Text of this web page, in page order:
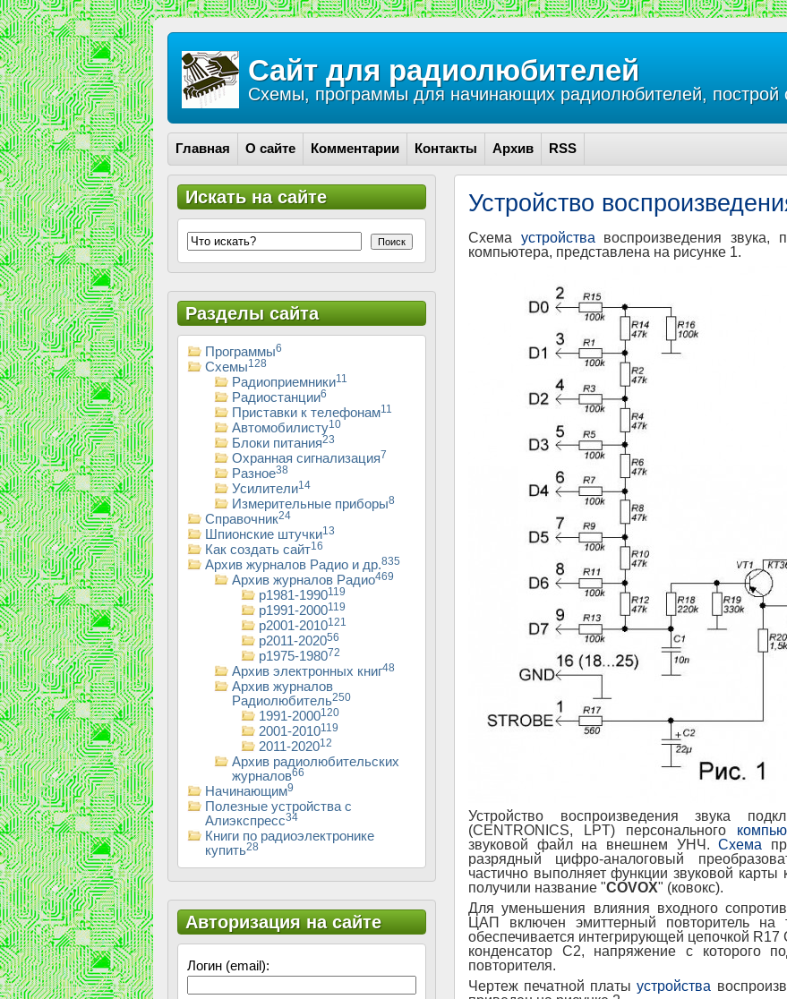
Сайт для радиолюбителей
Схемы, программы для начинающих радиолюбителей, построй
Главная О сайте Комментарии Контакты Архив RSS
Устройство
Схема устройства воспроизведения звука,
компьютера, представлена на рисунке 1.
Устройство воспроизведения звука
(CENTRONICS, LPT) персонального
звуковой файл на внешнем УНЧ.Схема
разрядный цифро-аналоговый
частично выполняет функции звуковой
получили название "COVOX" (ковокс).
Для уменьшения влияния входного
ЦАП включен эмиттерный повторитель на
обеспечивается интегрирующей цепочкой
конденсатор С2, напряжение с которого
повторителя.
Чертеж печатной платыустройства
Искать на сайте
Поиск
Разделы сайта
Программы6
Схемы128
Радиоприемники11
Радиостанции6
Приставки к телефонам11
Автомобилисту10
Блоки питания23
Охранная сигнализация7
Разное38
Усилители14
Измерительные приборы8
Справочник24
Шпионские штучки13
Как создать сайт16
Архив журналов Радио и др.835
Архив журналов Радио469
р1981-1990119
р1991-2000119
р2001-2010121
р2011-202056
р1975-198072
Архив электронных книг48
Архив журналов
Радиолюбитель250
1991-2000120
2001-2010119
2011-202012
Архив радиолюбительских
журналов66
Начинающим9
Полезные устройства с
Алиэкспресс34
Книги по радиоэлектронике
купить28
Авторизация на сайте
Логин (email):